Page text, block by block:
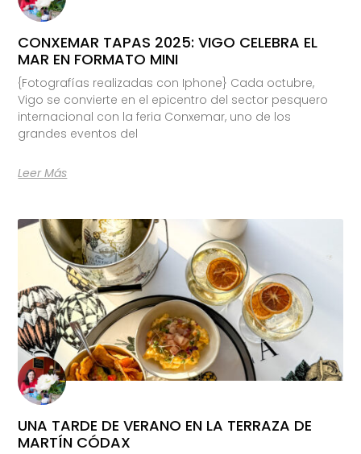
CONXEMAR TAPAS 2025: VIGO CELEBRA EL
MAR EN FORMATO MINI
{Fotografías realizadas con Iphone} Cada octubre,
Vigo se convierte en el epicentro del sector pesquero
internacional con la feria Conxemar, uno de los
grandes eventos del
Leer Más
UNA TARDE DE VERANO EN LA TERRAZA DE
MARTÍN CÓDAX